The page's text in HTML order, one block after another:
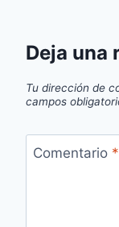
Deja una
Tu dirección de
campos
Comentario *